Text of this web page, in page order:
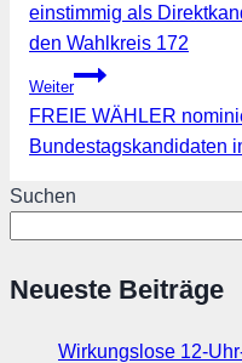
einstimmig als
den Wahlkreis 172
Weiter
FREIE WÄHLER
Bundestagskandidaten
Suchen
Neueste Beiträge
Wirkungslose 12-